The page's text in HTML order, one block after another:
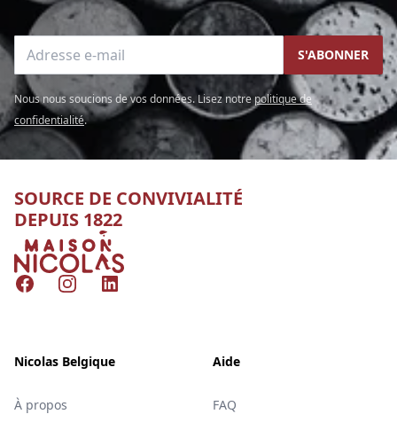
Adresse e-mail S'ABONNER
Nous nous soucions de vos données. Lisez notre politique de
confidentialité.
SOURCE DE CONVIVIALITÉ
DEPUIS 1822
Nicolas
FacebookInstagramLinkedIn
Nicolas Belgique
À propos
Aide
FAQ